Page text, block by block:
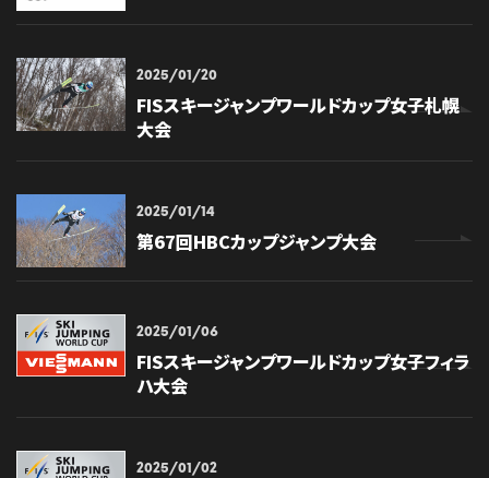
2025/01/20
FISスキージャンプワールドカップ女子札幌
大会
2025/01/14
第67回HBCカップジャンプ大会
2025/01/06
FISスキージャンプワールドカップ女子フィラ
ハ大会
2025/01/02